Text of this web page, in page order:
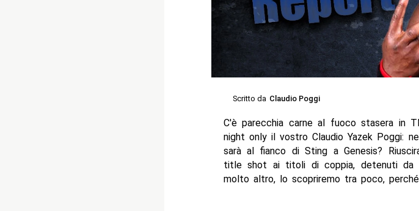
Scritto da Claudio Poggi
C'è parecchia carne al fuoco stasera in
night only il vostro Claudio Yazek
sarà al fianco di Sting a Genesis?
title shot ai titoli di coppia, detenuti
molto altro, lo scopriremo tra poco,